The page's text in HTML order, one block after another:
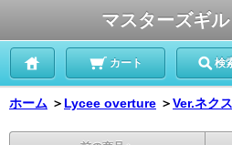
マスターズギ
カート 検
ホーム ＞ Lycee overture ＞Ver.ネク